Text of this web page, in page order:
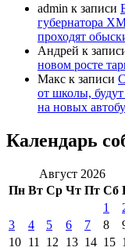
admin к записи
губернатора
проходят
Андрей к
новом росте
Макс к записи
от школы,
на новых
Календарь
Август 2026
Пн Вт Ср Чт Пт Сб
1
3
4 5 6 7 8
10 11 12 13 14 15